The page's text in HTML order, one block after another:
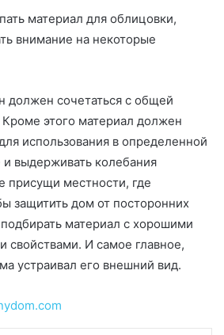
материал для облицовки,
внимание на некоторые
должен сочетаться с общей
этого материал должен
использования в определенной
и выдерживать колебания
присущи местности, где
защитить дом от посторонних
материал с хорошими
свойствами. И самое главное,
устраивал его внешний вид.